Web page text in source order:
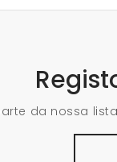
da nossa